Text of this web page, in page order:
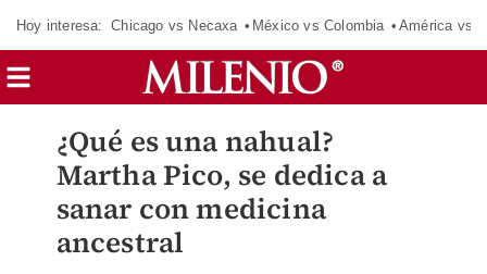
Hoy interesa: Chicago vs Necaxa México vs Colombia América vs
¿Qué es una nahual?
Martha Pico, se dedica a
sanar con medicina
ancestral